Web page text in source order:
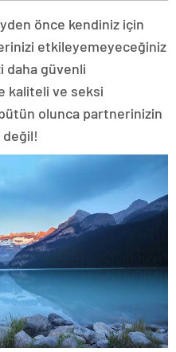
önce kendiniz için
etkileyemeyeceğiniz
daha güvenli
kaliteli ve seksi
olunca partnerinizin
değil!